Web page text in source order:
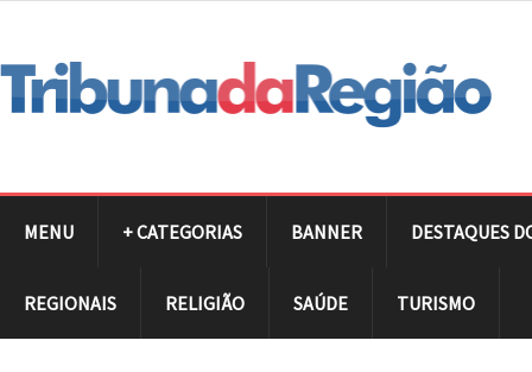
MENU + CATEGORIAS BANNER DESTAQUES
REGIONAIS RELIGIÃO SAÚDE TURISMO